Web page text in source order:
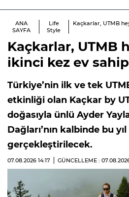
ANA
SAYFA
Life
Style
Kaçkarlar, UTMB
Kaçkarlar, UTMB
ikinci kez ev
Türkiye’nin ilk ve tek
etkinliği olan Kaçkar by
doğasıyla ünlü Ayder
Dağları’nın kalbinde bu
gerçekleştirilecek.
07.08.2026 14:17 GÜNCELLEME :